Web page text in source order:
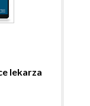
lekarza